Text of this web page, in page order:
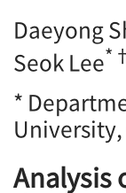
Daeyong
Seok Lee*†
*
Analysis